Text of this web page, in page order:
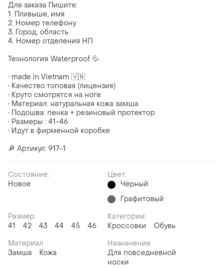
Для заказа Пишите:
1. Пливыше, имя
2. Номер телефону
3. Город, область
4. Номер отделения НП
Технология Waterproof 💦
• made in Vietnam 🇻🇳
• Качество топовая (лицензия)
• Круто смотрятся на ноге
• Материал: натуральная кожа замша
• Подошва: пенка + резиновый протектор
• Размеры : 41-46
• Идут в фирменной коробке
🔎 Артикул: 917-1
Состояние:
Новое
Цвет:
Чёрный
Графитовый
Размер:
41
42 43 44 45 46
Категории:
Кроссовки
Обувь
Материал
Замша
Кожа
Назначение
Для повседневной
носки